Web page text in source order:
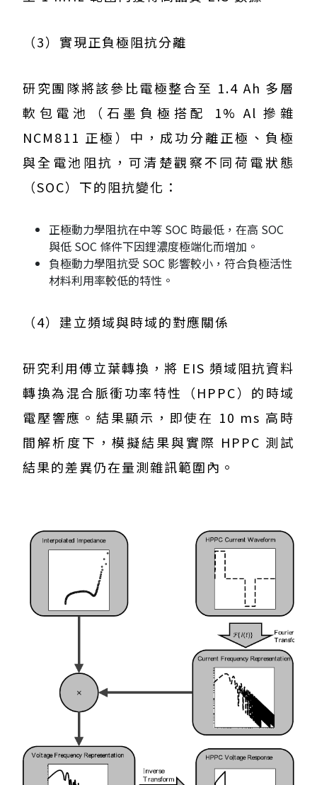
（3）實現正負極阻抗分離
研究團隊將該參比電極整合至 1.4 Ah 多層
軟包電池（石墨負極搭配 1% Al 摻雜
NCM811 正極）中，成功分離正極、負極
與全電池阻抗，可清楚觀察不同荷電狀態
（SOC）下的阻抗變化：
正極動力學阻抗在中等 SOC 時最低，在高 SOC
與低 SOC 條件下因鋰濃度極端化而增加。
負極動力學阻抗受 SOC 影響較小，符合負極活性
材料利用率較低的特性。
（4）建立頻域與時域的對應關係
研究利用傅立葉轉換，將 EIS 頻域阻抗資料
轉換為混合脈衝功率特性（HPPC）的時域
電壓響應。結果顯示，即使在 10 ms 高時
間解析度下，模擬結果與實際 HPPC 測試
結果的差異仍在量測雜訊範圍內。